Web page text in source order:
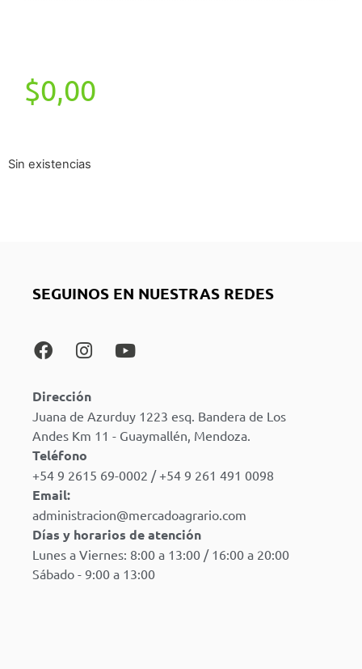
$0,00
Sin existencias
SEGUINOS EN NUESTRAS REDES
Dirección
Juana de Azurduy 1223 esq. Bandera de Los
Andes Km 11 - Guaymallén, Mendoza.
Teléfono
+54 9 2615 69-0002 / +54 9 261 491 0098
Email:
administracion@mercadoagrario.com
Días y horarios de atención
Lunes a Viernes: 8:00 a 13:00 / 16:00 a 20:00
Sábado - 9:00 a 13:00